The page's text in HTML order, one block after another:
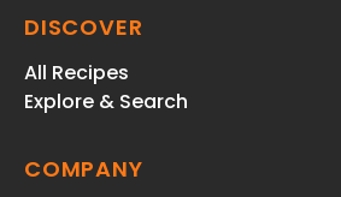
DISCOVER
All Recipes
Explore & Search
COMPANY